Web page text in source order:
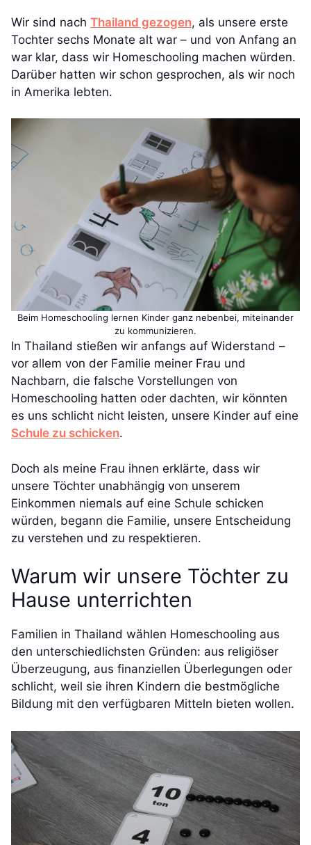
Wir sind nach Thailand gezogen, als unsere erste
Tochter sechs Monate alt war – und von Anfang an
war klar, dass wir Homeschooling machen würden.
Darüber hatten wir schon gesprochen, als wir noch
in Amerika lebten.
Beim Homeschooling lernen Kinder ganz nebenbei, miteinander
zu kommunizieren.
In Thailand stießen wir anfangs auf Widerstand –
vor allem von der Familie meiner Frau und
Nachbarn, die falsche Vorstellungen von
Homeschooling hatten oder dachten, wir könnten
es uns schlicht nicht leisten, unsere Kinder auf eine
Schule zu schicken.
Doch als meine Frau ihnen erklärte, dass wir
unsere Töchter unabhängig von unserem
Einkommen niemals auf eine Schule schicken
würden, begann die Familie, unsere Entscheidung
zu verstehen und zu respektieren.
Warum wir unsere Töchter zu
Hause unterrichten
Familien in Thailand wählen Homeschooling aus
den unterschiedlichsten Gründen: aus religiöser
Überzeugung, aus finanziellen Überlegungen oder
schlicht, weil sie ihren Kindern die bestmögliche
Bildung mit den verfügbaren Mitteln bieten wollen.